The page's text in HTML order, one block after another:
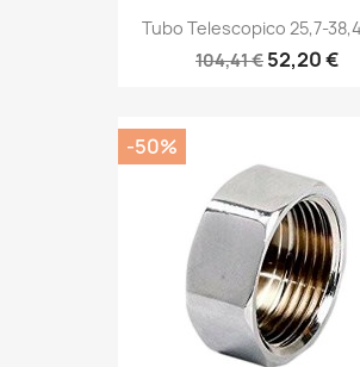
Tubo Telescopico 25,7-
104,41 € 52,20 €
-50%